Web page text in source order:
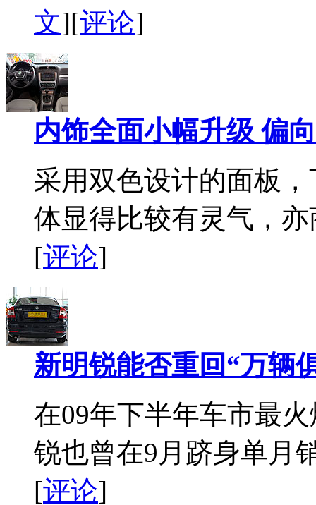
文][评论]
内饰全面小幅升级 偏
采用双色设计的面板
体显得比较有灵气，
[评论]
新明锐能否重回“万辆
在09年下半年车市最
锐也曾在9月跻身单
[评论]